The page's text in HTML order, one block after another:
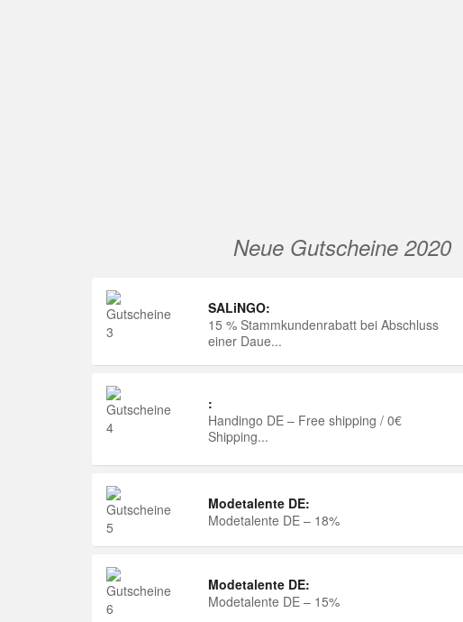
Neue Gutscheine 2020
SALiNGO:
15 % Stammkundenrabatt bei Abschluss
einer Daue...
:
Handingo DE – Free shipping / 0€
Shipping...
Modetalente DE:
Modetalente DE – 18%
Modetalente DE:
Modetalente DE – 15%